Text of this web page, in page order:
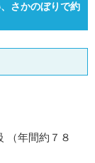
さかのぼりで約
（年間約７８